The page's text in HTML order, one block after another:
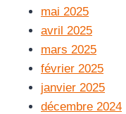
mai 2025
avril 2025
mars 2025
février 2025
janvier 2025
décembre 2024